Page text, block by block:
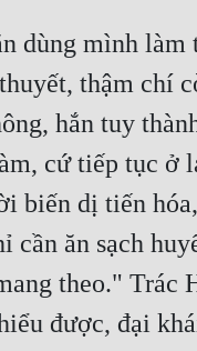
dùng mình làm
thậm chí
hắn tuy
cứ tiếp tục ở
biến dị tiến
cần ăn sạch
theo." Trác
được, đại